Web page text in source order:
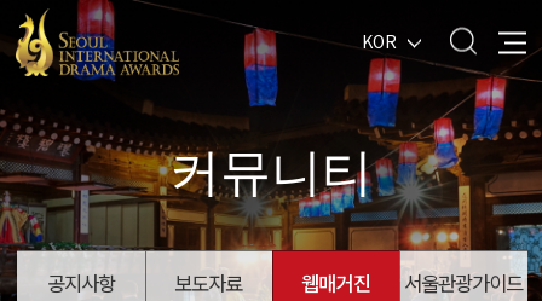
KOR
커뮤니티
공지사항 보도자료 웹매거진 서울관광가이드